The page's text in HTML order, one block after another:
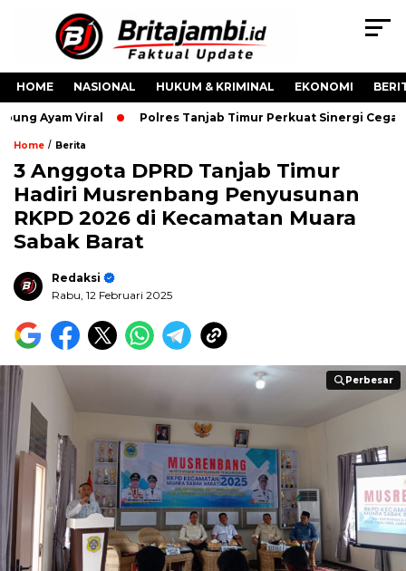
HOME NASIONAL HUKUM & KRIMINAL EKONOMI
Ayam Viral Polres Tanjab Timur Perkuat Sinergi Cegah
Home / Berita
3 Anggota DPRD Tanjab Timur
Hadiri Musrenbang Penyusunan
RKPD 2026 di Kecamatan Muara
Sabak Barat
Redaksi
Rabu, 12 Februari 2025
Perbesar
Perbesar